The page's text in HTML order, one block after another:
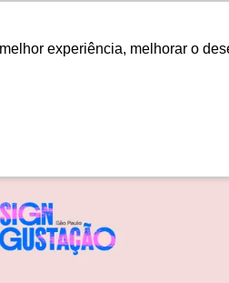
experiência, melhorar o